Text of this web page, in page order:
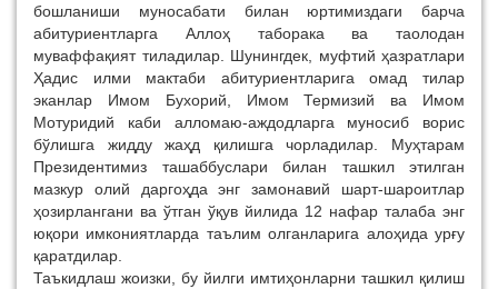
бошланиши муносабати билан юртимиздаги барча
абитуриентларга Аллоҳ таборака ва таолодан
муваффақият тиладилар. Шунингдек, муфтий ҳазратлари
Ҳадис илми мактаби абитуриентларига омад тилар
эканлар Имом Бухорий, Имом Термизий ва Имом
Мотуридий каби алломаю-аждодларга муносиб ворис
бўлишга жидду жаҳд қилишга чорладилар. Муҳтарам
Президентимиз ташаббуслари билан ташкил этилган
мазкур олий даргоҳда энг замонавий шарт-шароитлар
ҳозирлангани ва ўтган ўқув йилида 12 нафар талаба энг
юқори имкониятларда таълим олганларига алоҳида урғу
қаратдилар.
Таъкидлаш жоизки, бу йилги имтиҳонларни ташкил қилиш